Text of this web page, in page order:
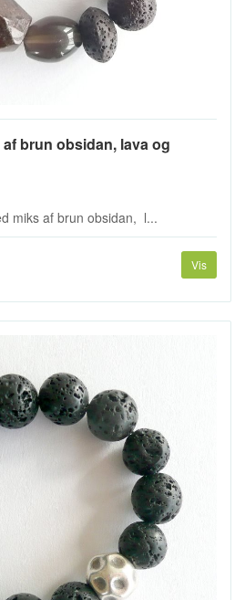
brun obsidan, lava og
miks af brun obsidan, l...
Vis